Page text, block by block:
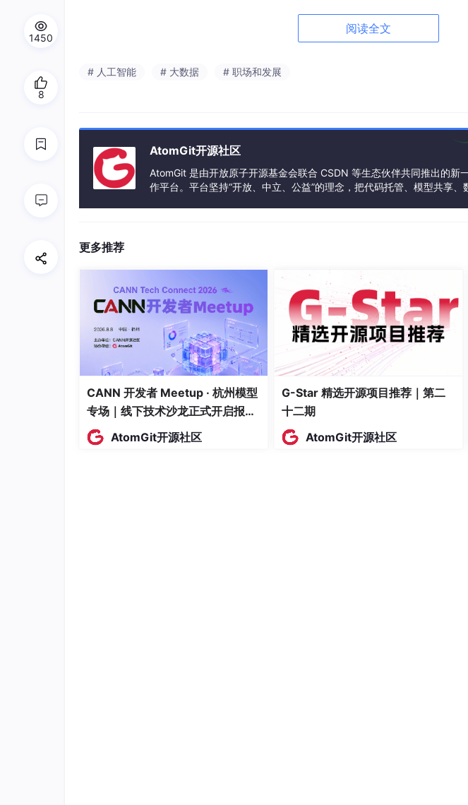
来源：麦肯锡《组织现状报告2026》——仅6%的GBS领导者实现高级技术全
为什么？
因为麦肯锡的九大主题是"自上而下"的逻辑——先有战略，再有组织，最后有
阅读全文
# 人工智能 # 大数据 # 职场和发展
AtomGit开源社区
AtomGit 是由开放原子开源基金会联合 CSDN 等生态伙伴共同推出的新
作平台。平台坚持“开放、中立、公益”的理念，把代码托管、模型共享、
更多推荐
CANN 开发者 Meetup · 杭州模型
专场｜线下技术沙龙正式开启报
名！
AtomGit开源社区
G-Star 精选开源项目推荐｜第二
十二期
AtomGit开源社区
1450
8